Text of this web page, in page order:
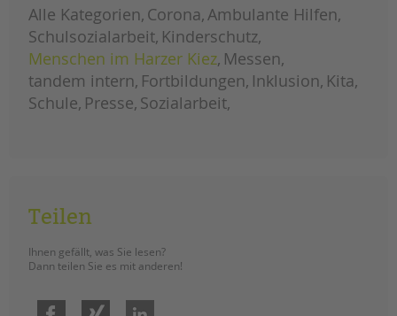
Alle Kategorien Corona Ambulante Hilfen
Schulsozialarbeit Kinderschutz
Menschen im Harzer Kiez Messen
tandem intern Fortbildungen Inklusion Kita
Schule Presse Sozialarbeit
Teilen
Ihnen gefällt, was Sie lesen?
Dann teilen Sie es mit anderen!
Facebook